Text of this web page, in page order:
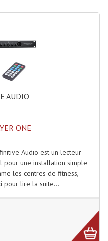
Enceintes
Pieds De Régie
Vidéo
Canaux
AUDIO
ONE
Audio est un lecteur
pour une installation simple
les centres de fitness,
pour lire la suite...